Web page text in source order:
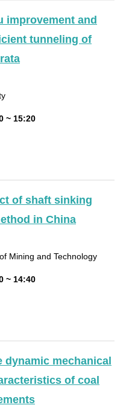
improvement and
tunneling of
~ 15:20
of shaft sinking
in China
Mining and Technology
~ 14:40
mechanical
of coal